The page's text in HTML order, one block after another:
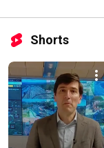
Shorts